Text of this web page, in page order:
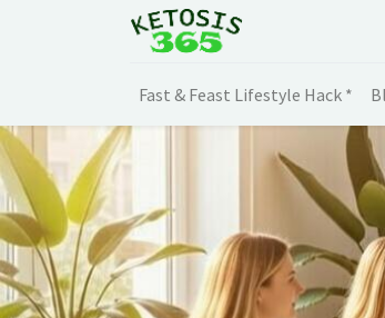
Fast & Feast Lifestyle Hack *